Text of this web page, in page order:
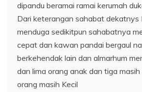
dipandu beramai ramai kerumah
Dari keterangan sahabat dekatnys
menduga sedikitpun sahabatnya
cepat dan kawan pandai bergaul
berkehendak lain dan almarhum
dan lima orang anak dan tiga
orang masih Kecil